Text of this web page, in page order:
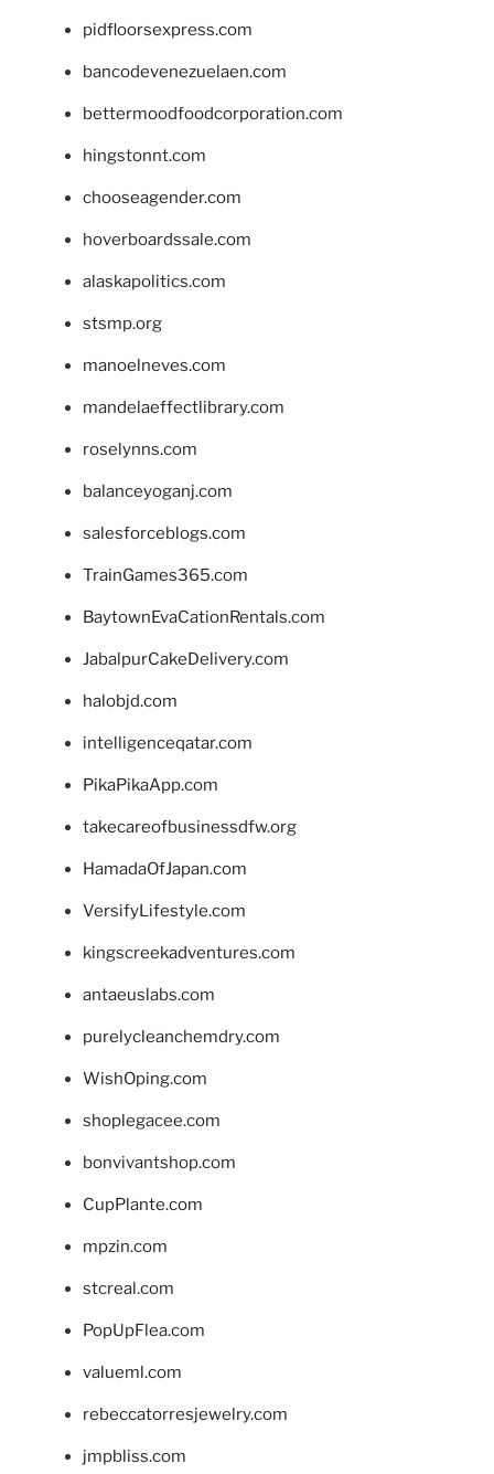
pidfloorsexpress.com
bancodevenezuelaen.com
bettermoodfoodcorporation.com
hingstonnt.com
chooseagender.com
hoverboardssale.com
alaskapolitics.com
stsmp.org
manoelneves.com
mandelaeffectlibrary.com
roselynns.com
balanceyoganj.com
salesforceblogs.com
TrainGames365.com
BaytownEvaCationRentals.com
JabalpurCakeDelivery.com
halobjd.com
intelligenceqatar.com
PikaPikaApp.com
takecareofbusinessdfw.org
HamadaOfJapan.com
VersifyLifestyle.com
kingscreekadventures.com
antaeuslabs.com
purelycleanchemdry.com
WishOping.com
shoplegacee.com
bonvivantshop.com
CupPlante.com
mpzin.com
stcreal.com
PopUpFlea.com
valueml.com
rebeccatorresjewelry.com
jmpbliss.com